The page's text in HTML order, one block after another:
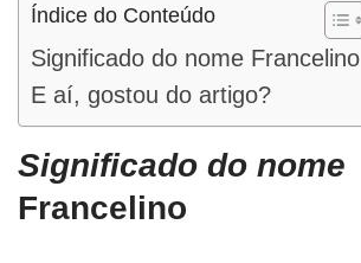
Índice do Conteúdo
Significado do nome Francelino
E aí, gostou do artigo?
Significado do nome
Francelino